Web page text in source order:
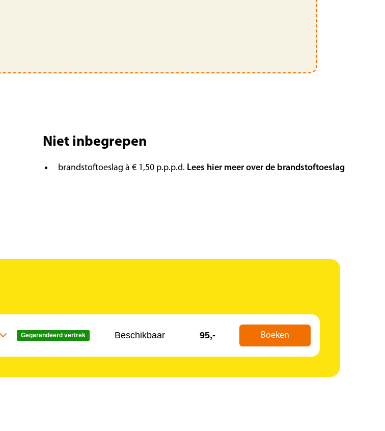
Niet inbegrepen
brandstoftoeslag à € 1,50 p.p.p.d. Lees hier meer over de brandstoftoeslag
Gegarandeerd vertrek Beschikbaar 95,- Boeken